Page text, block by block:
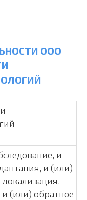
ООО
и
и (или)
(или) обратное